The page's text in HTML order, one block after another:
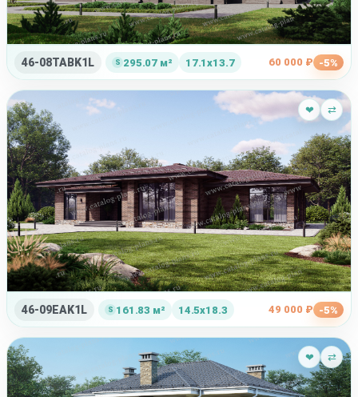
46-08TABK1L 295.07 м² 17.1x13.7 60 000 ₽ -5%
❤ ⇄
46-09EAK1L 161.83 м² 14.5x18.3 49 000 ₽ -5%
❤ ⇄